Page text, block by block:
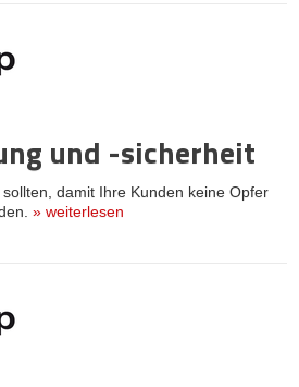
und -sicherheit
damit Ihre Kunden keine Opfer
» weiterlesen